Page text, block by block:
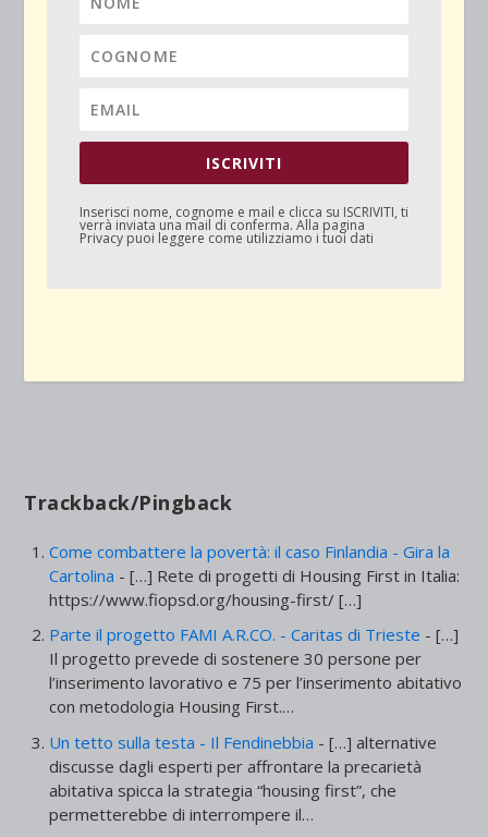
ISCRIVITI
Inserisci nome, cognome e mail e clicca su ISCRIVITI, ti
verrà inviata una mail di conferma. Alla pagina
Privacypuoi leggere come utilizziamo i tuoi dati
Trackback/Pingback
Come combattere la povertà: il caso Finlandia - Gira la
Cartolina - […] Rete di progetti di Housing First in Italia:
https://www.fiopsd.org/housing-first/ […]
Parte il progetto FAMI A.R.CO. - Caritas di Trieste - […]
Il progetto prevede di sostenere 30 persone per
l’inserimento lavorativo e 75 per l’inserimento abitativo
con metodologia Housing First.…
Un tetto sulla testa - Il Fendinebbia - […] alternative
discusse dagli esperti per affrontare la precarietà
abitativa spicca la strategia “housing first”, che
permetterebbe di interrompere il…